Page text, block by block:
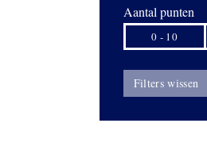
Aantal punten
0 - 10
Filters wissen